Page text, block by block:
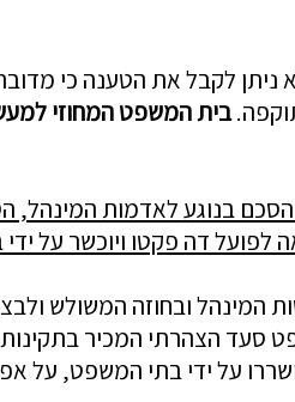
ניתן לקבל את הטענה כי
בית המשפט המחוזי
בנוגע לאדמות המינהל,
לפועל דה פקטו ויוכשר על
ובחוזה המשולש
סעד הצהרתי המכיר
על ידי בתי המשפט, על